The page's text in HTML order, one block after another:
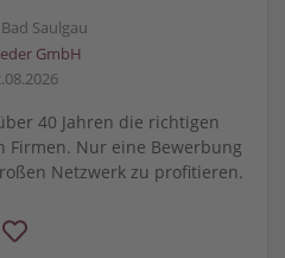
Saulgau
GmbH
40 Jahren die richtigen
Firmen. Nur eine Bewerbung
Netzwerk zu profitieren.